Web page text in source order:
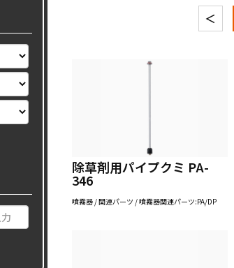
＜
除草剤用パイプクミ PA-
346
噴霧器 / 関連パーツ / 噴霧器関連パーツ:PA/DP